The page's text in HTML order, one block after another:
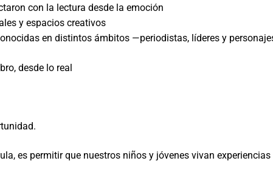
con la lectura desde la emoción
y espacios creativos
en distintos ámbitos —periodistas, líderes y
desde lo real
es permitir que nuestros niños y jóvenes vivan